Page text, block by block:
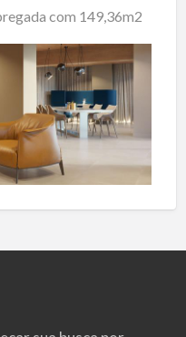
com 149,36m2